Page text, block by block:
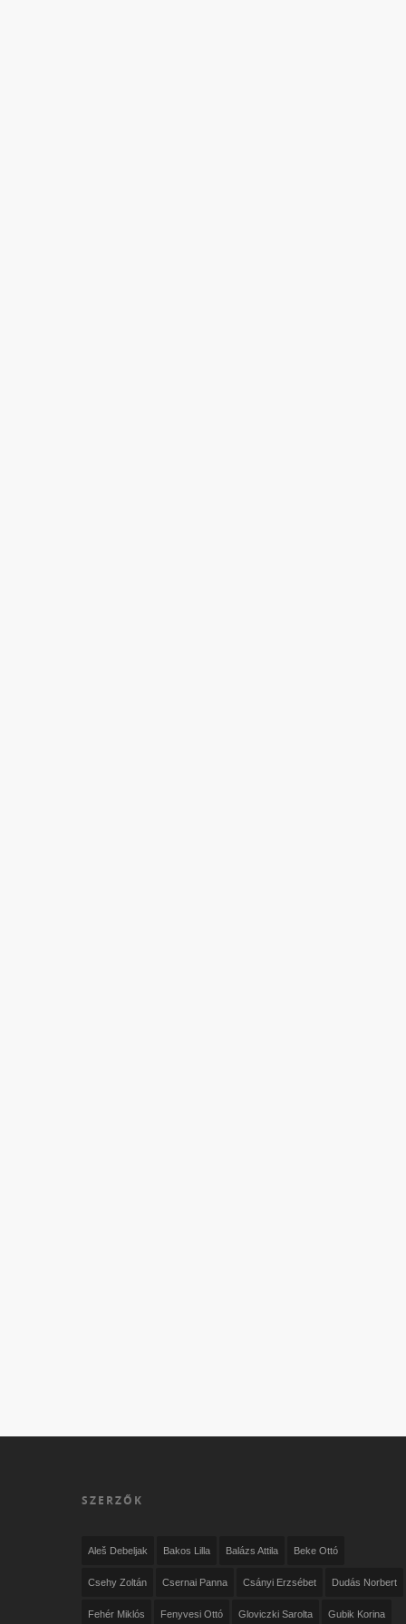
SZERZŐK
Aleš Debeljak Bakos Lilla Balázs Attila Beke Ottó
Csehy Zoltán Csernai Panna Csányi Erzsébet Dudás Norbert
Fehér Miklós Fenyvesi Ottó Gloviczki Sarolta Gubik Korina